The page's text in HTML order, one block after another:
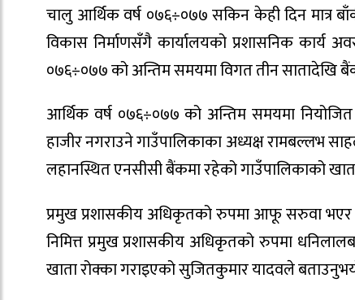
चालु आर्थिक वर्ष ०७६÷०७७ सकिन केही दिन मात्र
विकास निर्माणसँगै कार्यालयको प्रशासनिक कार्य
०७६÷०७७ को अन्तिम समयमा विगत तीन सातादेखि
आर्थिक वर्ष ०७६÷०७७ को अन्तिम समयमा
हाजीर नगराउने गाउँपालिकाका अध्यक्ष रामबल्लभ
लहानस्थित एनसीसी बैंकमा रहेको गाउँपालिकाको
प्रमुख प्रशासकीय अधिकृतको रुपमा आफू सरुवा भएर
निमित्त प्रमुख प्रशासकीय अधिकृतको रुपमा
खाता रोक्का गराइएको सुजितकुमार यादवले